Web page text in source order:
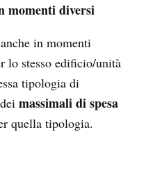
momenti diversi
in momenti
lo stesso edificio/unità
tipologia di
massimali di spesa
quella tipologia.